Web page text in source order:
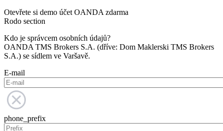
Otevřete si demo účet OANDA zdarma
Rodo section
Kdo je správcem osobních údajů?
OANDA TMS Brokers S.A. (dříve: Dom Maklerski TMS Brokers
S.A.) se sídlem ve Varšavě.
E-mail
phone_prefix